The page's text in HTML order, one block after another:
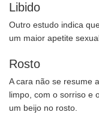
Libido
Outro estudo indica
um maior apetite
Rosto
A cara não se resume
limpo, com o sorriso e
um beijo no rosto.